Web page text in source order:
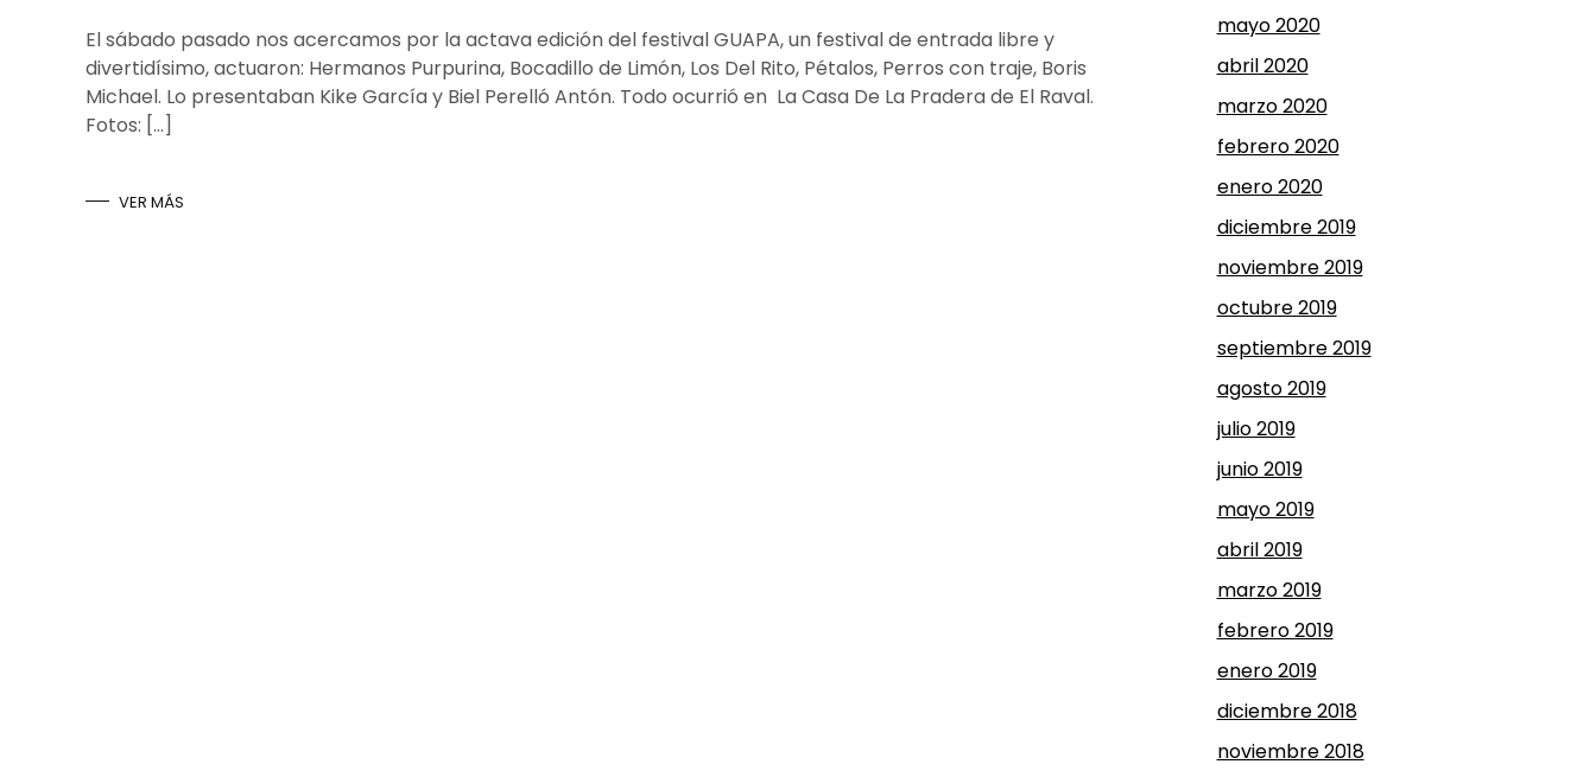
El sábado pasado nos acercamos por la actava edición del festival GUAPA, un festival de entrada libre y
divertidísimo, actuaron: Hermanos Purpurina, Bocadillo de Limón, Los Del Rito, Pétalos, Perros con traje, Boris
Michael. Lo presentaban Kike García y Biel Perelló Antón. Todo ocurrió en La Casa De La Pradera de El Raval.
Fotos: […]
VER MÁS
mayo 2020
abril 2020
marzo 2020
febrero 2020
enero 2020
diciembre 2019
noviembre 2019
octubre 2019
septiembre 2019
agosto 2019
julio 2019
junio 2019
mayo 2019
abril 2019
marzo 2019
febrero 2019
enero 2019
diciembre 2018
noviembre 2018